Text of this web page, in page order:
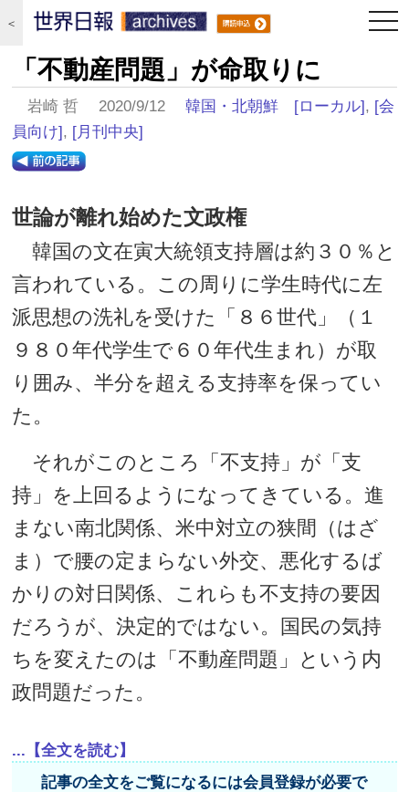
＜
「不動産問題」が命取りに
岩崎 哲 2020/9/12韓国・北朝鮮 [ローカル], [会
員向け], [月刊中央]
世論が離れ始めた文政権
韓国の文在寅大統領支持層は約３０％と
言われている。この周りに学生時代に左
派思想の洗礼を受けた「８６世代」（１
９８０年代学生で６０年代生まれ）が取
り囲み、半分を超える支持率を保ってい
た。
それがこのところ「不支持」が「支
持」を上回るようになってきている。進
まない南北関係、米中対立の狭間（はざ
ま）で腰の定まらない外交、悪化するば
かりの対日関係、これらも不支持の要因
だろうが、決定的ではない。国民の気持
ちを変えたのは「不動産問題」という内
政問題だった。
...【全文を読む】
記事の全文をご覧になるには会員登録が必要で